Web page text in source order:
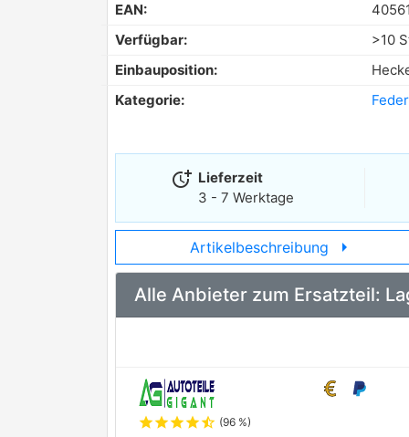
EAN:
Verfügbar:
>10
Einbauposition:
Kategorie:
more_time Lieferzeit
3 - 7 Werktage
Artikelbeschreibung arrow_right
Alle Anbieter zum Ersatzteil:
starstarstarstarstar_half (96 %)